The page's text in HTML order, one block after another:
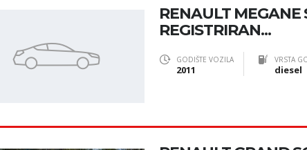
RENAULT MEGANE
REGISTRIRAN...
GODIŠTE VOZILA
2011
VRSTA
diesel